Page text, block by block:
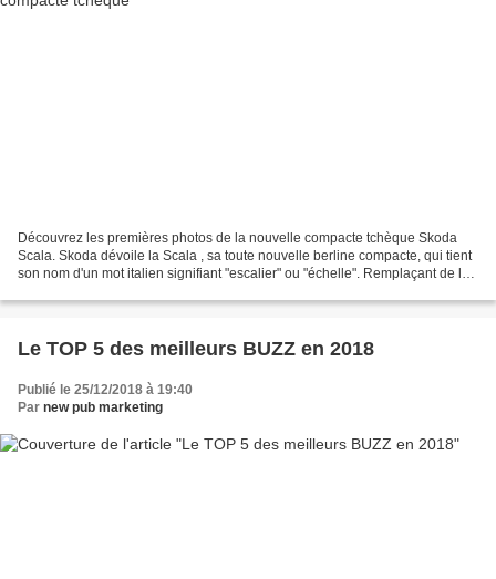
Découvrez les premières photos de la nouvelle compacte tchèque Skoda
Scala. Skoda dévoile la Scala , sa toute nouvelle berline compacte, qui tient
son nom d'un mot italien signifiant "escalier" ou "échelle". Remplaçant de la
Le TOP 5 des meilleurs BUZZ en 2018
Publié le 25/12/2018 à 19:40
Par new pub marketing